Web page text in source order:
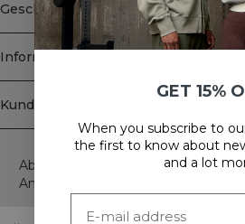
Geschäft
Information
Kundendienst
Newsletter
Abonnieren Sie unseren
Angebote, unsere neuesten
GET 15%
When you subscribe to
the first to know about
and a lot